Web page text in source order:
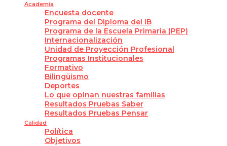
Academia
Encuesta docente
Programa del Diploma del IB
Programa de la Escuela Primaria (PEP)
Internacionalización
Unidad de Proyección Profesional
Programas Institucionales
Formativo
Bilingüismo
Deportes
Lo que opinan nuestras familias
Resultados Pruebas Saber
Resultados Pruebas Pensar
Calidad
Política
Objetivos